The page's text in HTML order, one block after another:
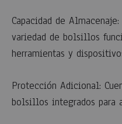
Capacidad de
variedad de bolsillos
herramientas y
Protección Adicional:
bolsillos integrados para